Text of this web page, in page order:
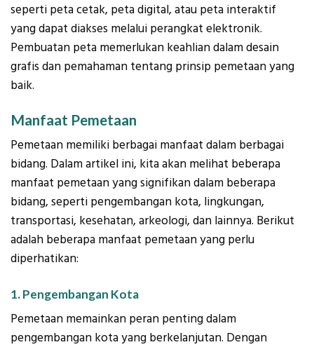
seperti peta cetak, peta digital, atau peta interaktif
yang dapat diakses melalui perangkat elektronik.
Pembuatan peta memerlukan keahlian dalam desain
grafis dan pemahaman tentang prinsip pemetaan yang
baik.
Manfaat Pemetaan
Pemetaan memiliki berbagai manfaat dalam berbagai
bidang. Dalam artikel ini, kita akan melihat beberapa
manfaat pemetaan yang signifikan dalam beberapa
bidang, seperti pengembangan kota, lingkungan,
transportasi, kesehatan, arkeologi, dan lainnya. Berikut
adalah beberapa manfaat pemetaan yang perlu
diperhatikan:
1. Pengembangan Kota
Pemetaan memainkan peran penting dalam
pengembangan kota yang berkelanjutan. Dengan